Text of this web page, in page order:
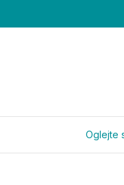
Oglejte